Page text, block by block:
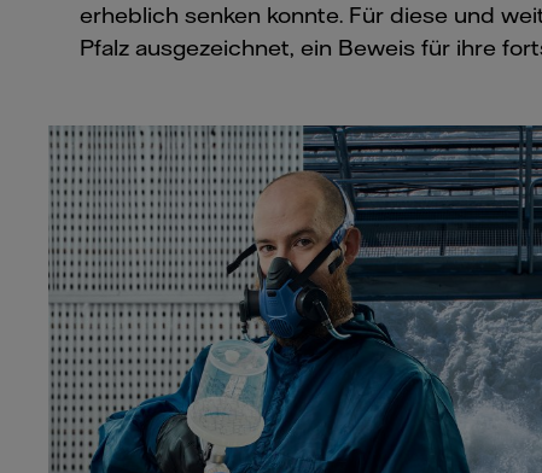
erheblich senken konnte. Für diese und
Pfalz ausgezeichnet, ein Beweis für ihre